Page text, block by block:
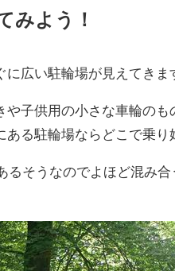
みよう！
広い駐輪場が見えてきま
や子供用の小さな車輪の
る駐輪場ならどこで乗り
るそうなのでよほど混み